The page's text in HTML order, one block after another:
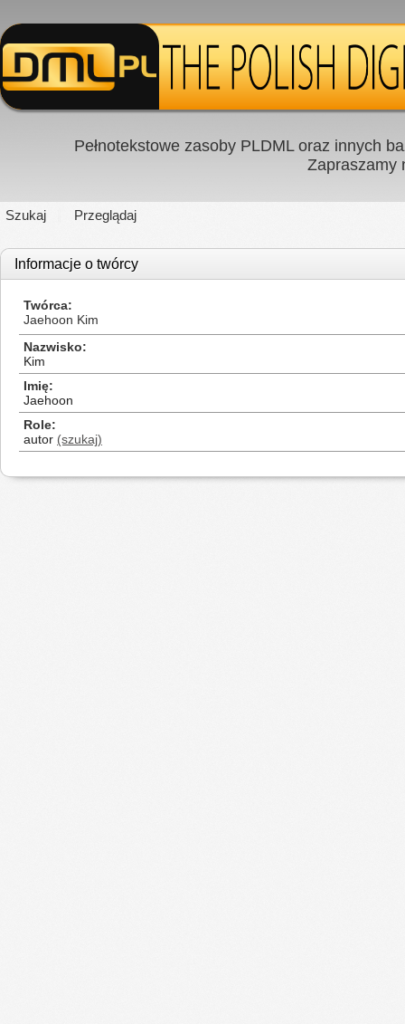
Pełnotekstowe zasoby PLDML oraz innych
Zapraszamy
Szukaj Przeglądaj
Informacje o twórcy
Twórca
Jaehoon Kim
Nazwisko
Kim
Imię
Jaehoon
Role
autor (szukaj)